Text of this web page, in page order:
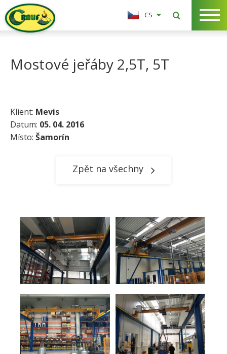
CS
Mostové jeřáby 2,5T, 5T
Klient: Mevis
Datum: 05. 04. 2016
Místo: Šamorín​
Zpět na všechny